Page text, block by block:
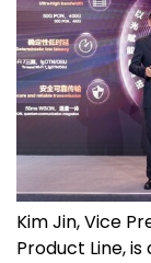
Kim Jin, Vice
Product Line,